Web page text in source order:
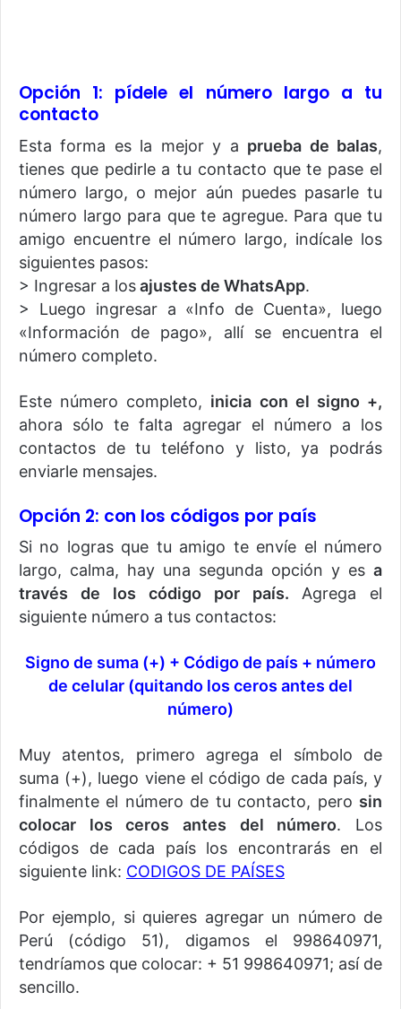
Opción 1: pídele el número largo a tu
contacto
Esta forma es la mejor y a prueba de balas,
tienes que pedirle a tu contacto que te pase el
número largo, o mejor aún puedes pasarle tu
número largo para que te agregue. Para que tu
amigo encuentre el número largo, indícale los
siguientes pasos:
> Ingresar a losajustes de WhatsApp.
> Luego ingresar a «Info de Cuenta», luego
«Información de pago», allí se encuentra el
número completo.
Este número completo, inicia con el signo +,
ahora sólo te falta agregar el número a los
contactos de tu teléfono y listo, ya podrás
enviarle mensajes.
Opción 2: con los códigos por país
Si no logras que tu amigo te envíe el número
largo, calma, hay una segunda opción y es a
través de los código por país. Agrega el
siguiente número a tus contactos:
Signo de suma (+) + Código de país + número
de celular (quitando los ceros antes del
número)
Muy atentos, primero agrega el símbolo de
suma (+), luego viene el código de cada país, y
finalmente el número de tu contacto, pero sin
colocar los ceros antes del número. Los
códigos de cada país los encontrarás en el
siguiente link: CODIGOS DE PAÍSES
Por ejemplo, si quieres agregar un número de
Perú (código 51), digamos el 998640971,
tendríamos que colocar: + 51 998640971; así de
sencillo.